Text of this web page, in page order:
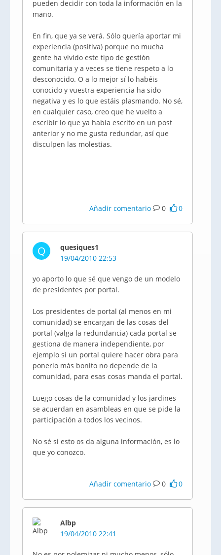
pueden decidir con toda la información en la
mano.
En fin, que ya se verá. Sólo quería aportar mi
experiencia (positiva) porque no mucha
gente ha vivido este tipo de gestión
comunitaria y a veces se tiene respeto a lo
desconocido. O a lo mejor sí lo habéis
conocido y vuestra experiencia ha sido
negativa y es lo que estáis plasmando. No sé,
en cualquier caso, creo que he vuelto a
escribir lo que ya había escrito en un post
anterior y no me gusta redundar, así que
disculpen las molestias.
Añadir comentario 0 0
Q
quesiques1
19/04/2010 22:53
yo aporto lo que sé que vengo de un modelo
de presidentes por portal.
Los presidentes de portal (al menos en mi
comunidad) se encargan de las cosas del
portal (valga la redundancia) cada portal se
gestiona de manera independiente, por
ejemplo si un portal quiere hacer obra para
ponerlo más bonito no depende de la
comunidad, para esas cosas manda el portal.
Luego cosas de la comunidad y los jardines
se acuerdan en asambleas en que se pide la
participación a todos los vecinos.
No sé si esto os da alguna información, es lo
que yo conozco.
Añadir comentario 0 0
Albp
19/04/2010 22:41